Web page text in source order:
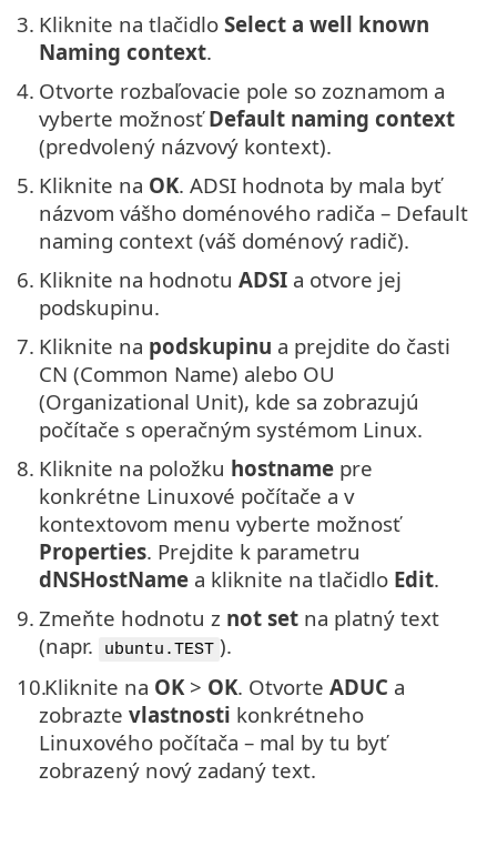
3. Kliknite na tlačidlo Select a well known
Naming context.
4. Otvorte rozbaľovacie pole so zoznamom a
vyberte možnosťDefault naming context
(predvolený názvový kontext).
5. Kliknite na OK. ADSI hodnota by mala byť
názvom vášho doménového radiča – Default
naming context (váš doménový radič).
6. Kliknite na hodnotu ADSI a otvore jej
podskupinu.
7. Kliknite na podskupinu a prejdite do časti
CN (Common Name) alebo OU
(Organizational Unit), kde sa zobrazujú
počítače s operačným systémom Linux.
8. Kliknite na položku hostname pre
konkrétne Linuxové počítače a v
kontextovom menu vyberte možnosť
Properties. Prejdite k parametru
dNSHostName a kliknite na tlačidlo Edit.
9. Zmeňte hodnotu z not set na platný text
(napr.
ubuntu.TEST ).
10.Kliknite na OK > OK. Otvorte ADUC a
zobrazte vlastnosti konkrétneho
Linuxového počítača – mal by tu byť
zobrazený nový zadaný text.